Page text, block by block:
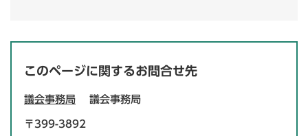
このページに関するお問合せ先
議会事務局 議会事務局
〒399-3892